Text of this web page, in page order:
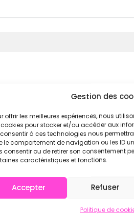
Gestion des
offrir les meilleures expériences, nous
pour stocker et/ou accéder aux
à ces technologies nous
le comportement de navigation ou les ID
consentir ou de retirer son consentement
caractéristiques et fonctions.
Accepter Refuser
Politique de
du monde.
et après la course.
inoubliable. Prêt à relever le